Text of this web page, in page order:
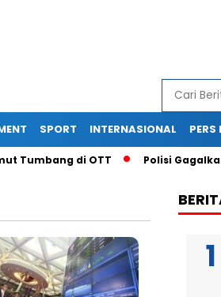
SPORT INTERNASIONAL PERS
di OTT Polisi Gagalkan